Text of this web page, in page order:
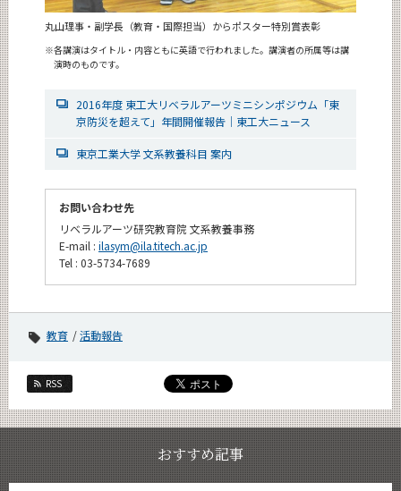
丸山理事・副学長（教育・国際担当）からポスター特別賞表彰
※各講演はタイトル・内容ともに英語で行われました。講演者の所属等は講
演時のものです。
2016年度 東工大リベラルアーツミニシンポジウム「東
京防災を超えて」年間開催報告｜東工大ニュース
東京工業大学 文系教養科目 案内
お問い合わせ先
リベラルアーツ研究教育院 文系教養事務
E-mail : ilasym@ila.titech.ac.jp
Tel : 03-5734-7689
教育 活動報告
RSS
おすすめ記事